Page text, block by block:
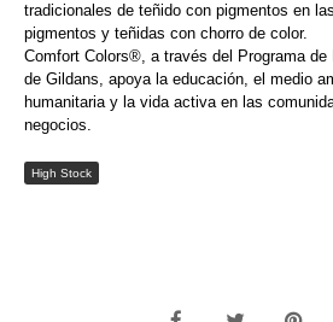
tradicionales de teñido con pigmentos en
pigmentos y teñidas con chorro de color.
Comfort Colors®, a través del Programa de
de Gildans, apoya la educación, el medio
humanitaria y la vida activa en las
negocios.
High Stock